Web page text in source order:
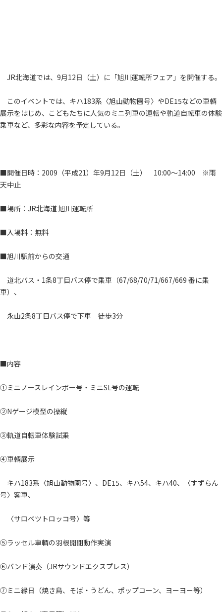
JR北海道では、9月12日（土）に「旭川運転所フェア」を開催する。
このイベントでは、キハ183系〈旭山動物園号〉やDE15などの車輌
展示をはじめ、こどもたちに人気のミニ列車の運転や軌道自転車の体験
乗車など、多彩な内容を予定している。
■開催日時：2009（平成21）年9月12日（土） 10:00～14:00 ※雨
天中止
■場所：JR北海道 旭川運転所
■入場料：無料
■旭川駅前からの交通
道北バス・1条8丁目バス停で乗車（67/68/70/71/667/669 番に乗
車）、
永山2条8丁目バス停で下車 徒歩3分
■内容
①ミニノースレインボー号・ミニSL号の運転
②Nゲージ模型の操縦
③軌道自転車体験試乗
④車輌展示
キハ183系〈旭山動物園号〉、DE15、キハ54、キハ40、〈すずらん
号〉客車、
〈サロベツトロッコ号〉等
⑤ラッセル車輌の羽根開閉動作実演
⑥バンド演奏（JRサウンドエクスプレス）
⑦ミニ縁日（焼き鳥、そば・うどん、ポップコーン、ヨーヨー等）